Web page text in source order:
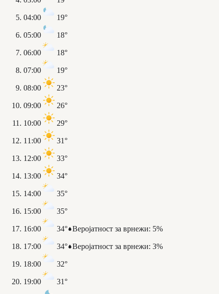
04:00 19°
05:00 18°
06:00 18°
07:00 19°
08:00 23°
09:00 26°
10:00 29°
11:00 31°
12:00 33°
13:00 34°
14:00 35°
15:00 35°
16:00 34° Веројатност за врнежи: 5%
17:00 34° Веројатност за врнежи: 3%
18:00 32°
19:00 31°